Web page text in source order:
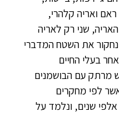
ואריה קלהרי,
שני רק לאריה
נחקור את השטח המדברי
בעלי החיים
מרתק עם הבושמנים
לפי מחקרים
שנים, ונלמד על